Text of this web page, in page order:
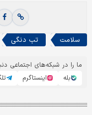
سلامت تب دنگی
ما را در شبکه‌های اجتماعی
بله
اینستاگرم